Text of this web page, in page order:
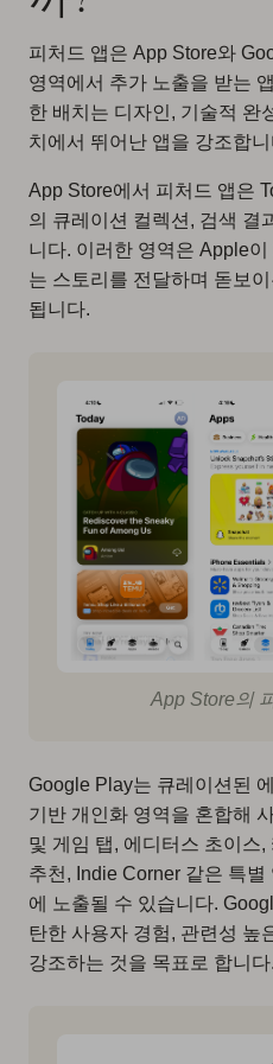
피처드 앱은 App Store와
영역에서 추가 노출을 받는
한 배치는 디자인, 기술적 완
치에서 뛰어난 앱을 강조합니
App Store에서 피처드 앱은
의 큐레이션 컬렉션, 검색 결
니다. 이러한 영역은 Apple
는 스토리를 전달하며 돋보
됩니다.
App Store의
Google Play는 큐레이션된
기반 개인화 영역을 혼합해
및 게임 탭, 에디터스 초이스,
추천, Indie Corner 같은 특
에 노출될 수 있습니다.
탄한 사용자 경험, 관련성 높
강조하는 것을 목표로 합니다.